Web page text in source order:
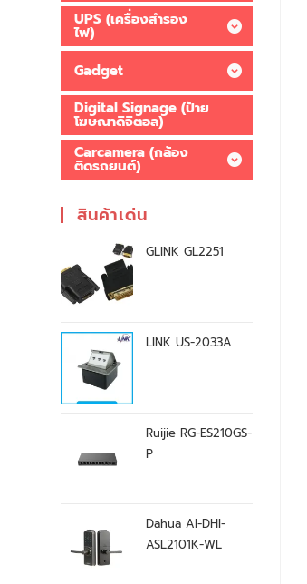
UPS (เครื่องสำรอง
ไฟ)
Gadget
Digital Signage (ป้าย
โฆษณาดิจิตอล)
Carcamera (กล้อง
ติดรถยนต์)
สินค้าเด่น
GLINK GL2251
LINK US-2033A
Ruijie RG-ES210GS-
P
Dahua AI-DHI-
ASL2101K-WL